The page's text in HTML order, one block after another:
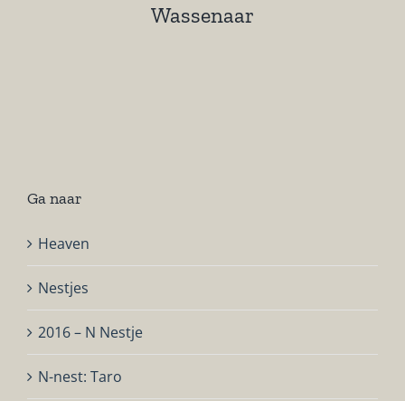
Wassenaar
Ga naar
Heaven
Nestjes
2016 – N Nestje
N-nest: Taro